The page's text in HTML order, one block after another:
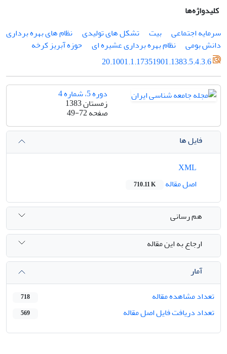
کلیدواژه‌ها
سرمایه اجتماعی
بیت تشکل های تولیدی
نظام های بهره برداری
دانش بومی
نظام بهره برداری عشیره ای
حوزه آبریز کرخه
20.1001.1.17351901.1383.5.4.3.6
دوره 5، شماره 4
زمستان 1383
صفحه49-72
فایل ها
اصل مقاله
710.11 K
هم رسانی
ارجاع به این مقاله
آمار
تعداد مشاهده مقاله
718
تعداد دریافت فایل اصل مقاله 569